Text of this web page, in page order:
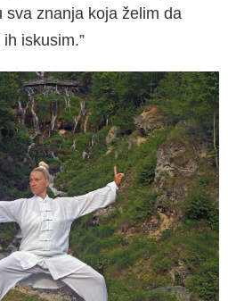
sva znanja koja želim da
iskusim.”